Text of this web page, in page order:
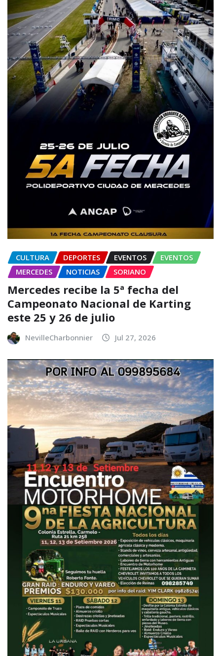
CULTURA DEPORTES EVENTOS
EVENTOS
MERCEDES
NOTICIAS SORIANO
Mercedes recibe la 5ª fecha del
Campeonato Nacional de Karting
este 25 y 26 de julio
NevilleCharbonnier Jul 27, 2026